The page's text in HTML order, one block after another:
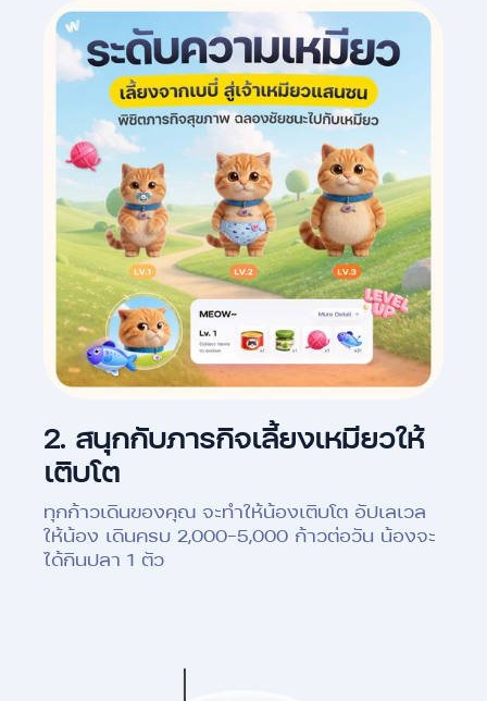
2. สนุกกับภารกิจเลี้ยงเหมียวให้
เติบโต
ทุกก้าวเดินของคุณ จะทำให้น้องเติบโต อัปเลเวล
ให้น้อง เดินครบ 2,000-5,000 ก้าวต่อวัน น้องจะ
ได้กินปลา 1 ตัว